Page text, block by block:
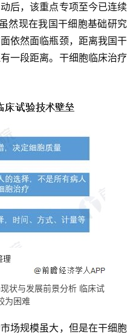
后，该重点专项至今已连续
然现在我国干细胞基础研究
依然面临瓶颈，距离我国干
一段距离。干细胞临床治疗
状与发展前景分析 临床试
为困难
规模虽大，但是在干细胞